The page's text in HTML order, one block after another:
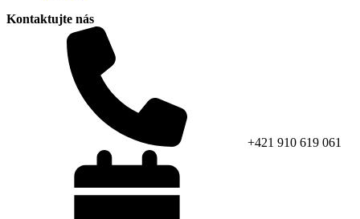
Kontaktujte nás
+421 910 619 061